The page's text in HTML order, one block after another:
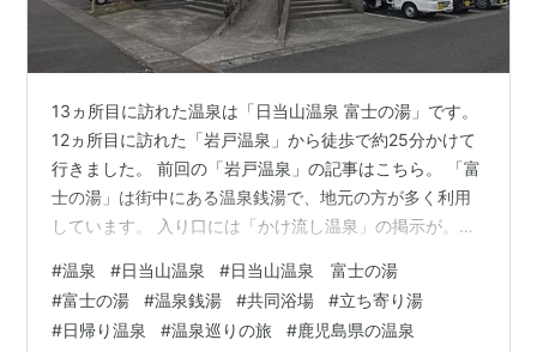
13ヵ所目に訪れた温泉は「日当山温泉 富士の湯」です。
12ヵ所目に訪れた「岩戸温泉」から徒歩で約25分かけて
行きました。 前回の「岩戸温泉」の記事はこちら。 「富
士の湯」は街中にある温泉銭湯で、地元の方が多く利用
しています。 入り口には「かけ流し温泉」の掲示が。温
る靴箱に靴を入れ、左側にある受付で入浴料を支払いま
す。 入浴料： 大人（中学生以上）350円 小人（小学生以
下）150円 営業時間：14時～22時半 定休日：不定休 受
#温泉 #日当山温泉 #日当山温泉 富士の湯
#富士の湯 #温泉銭湯 #共同浴場 #立ち寄り湯
#日帰り温泉 #温泉巡りの旅 #鹿児島県の温泉